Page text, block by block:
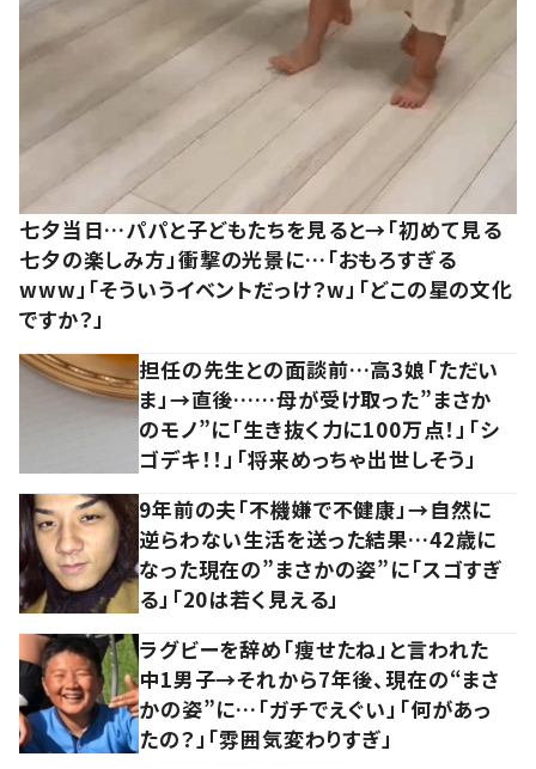
七夕当日…パパと子どもたちを見ると→「初めて見る
七夕の楽しみ方」衝撃の光景に…「おもろすぎる
www」「そういうイベントだっけ？w」「どこの星の文化
ですか？」
担任の先生との面談前…高3娘「ただい
ま」→直後……母が受け取った”まさか
のモノ”に「生き抜く力に100万点！」「シ
ゴデキ！！」「将来めっちゃ出世しそう」
9年前の夫「不機嫌で不健康」→自然に
逆らわない生活を送った結果…42歳に
なった現在の”まさかの姿”に「スゴすぎ
る」「20は若く見える」
ラグビーを辞め「痩せたね」と言われた
中1男子→それから7年後、現在の“まさ
かの姿”に…「ガチでえぐい」「何があっ
たの？」「雰囲気変わりすぎ」